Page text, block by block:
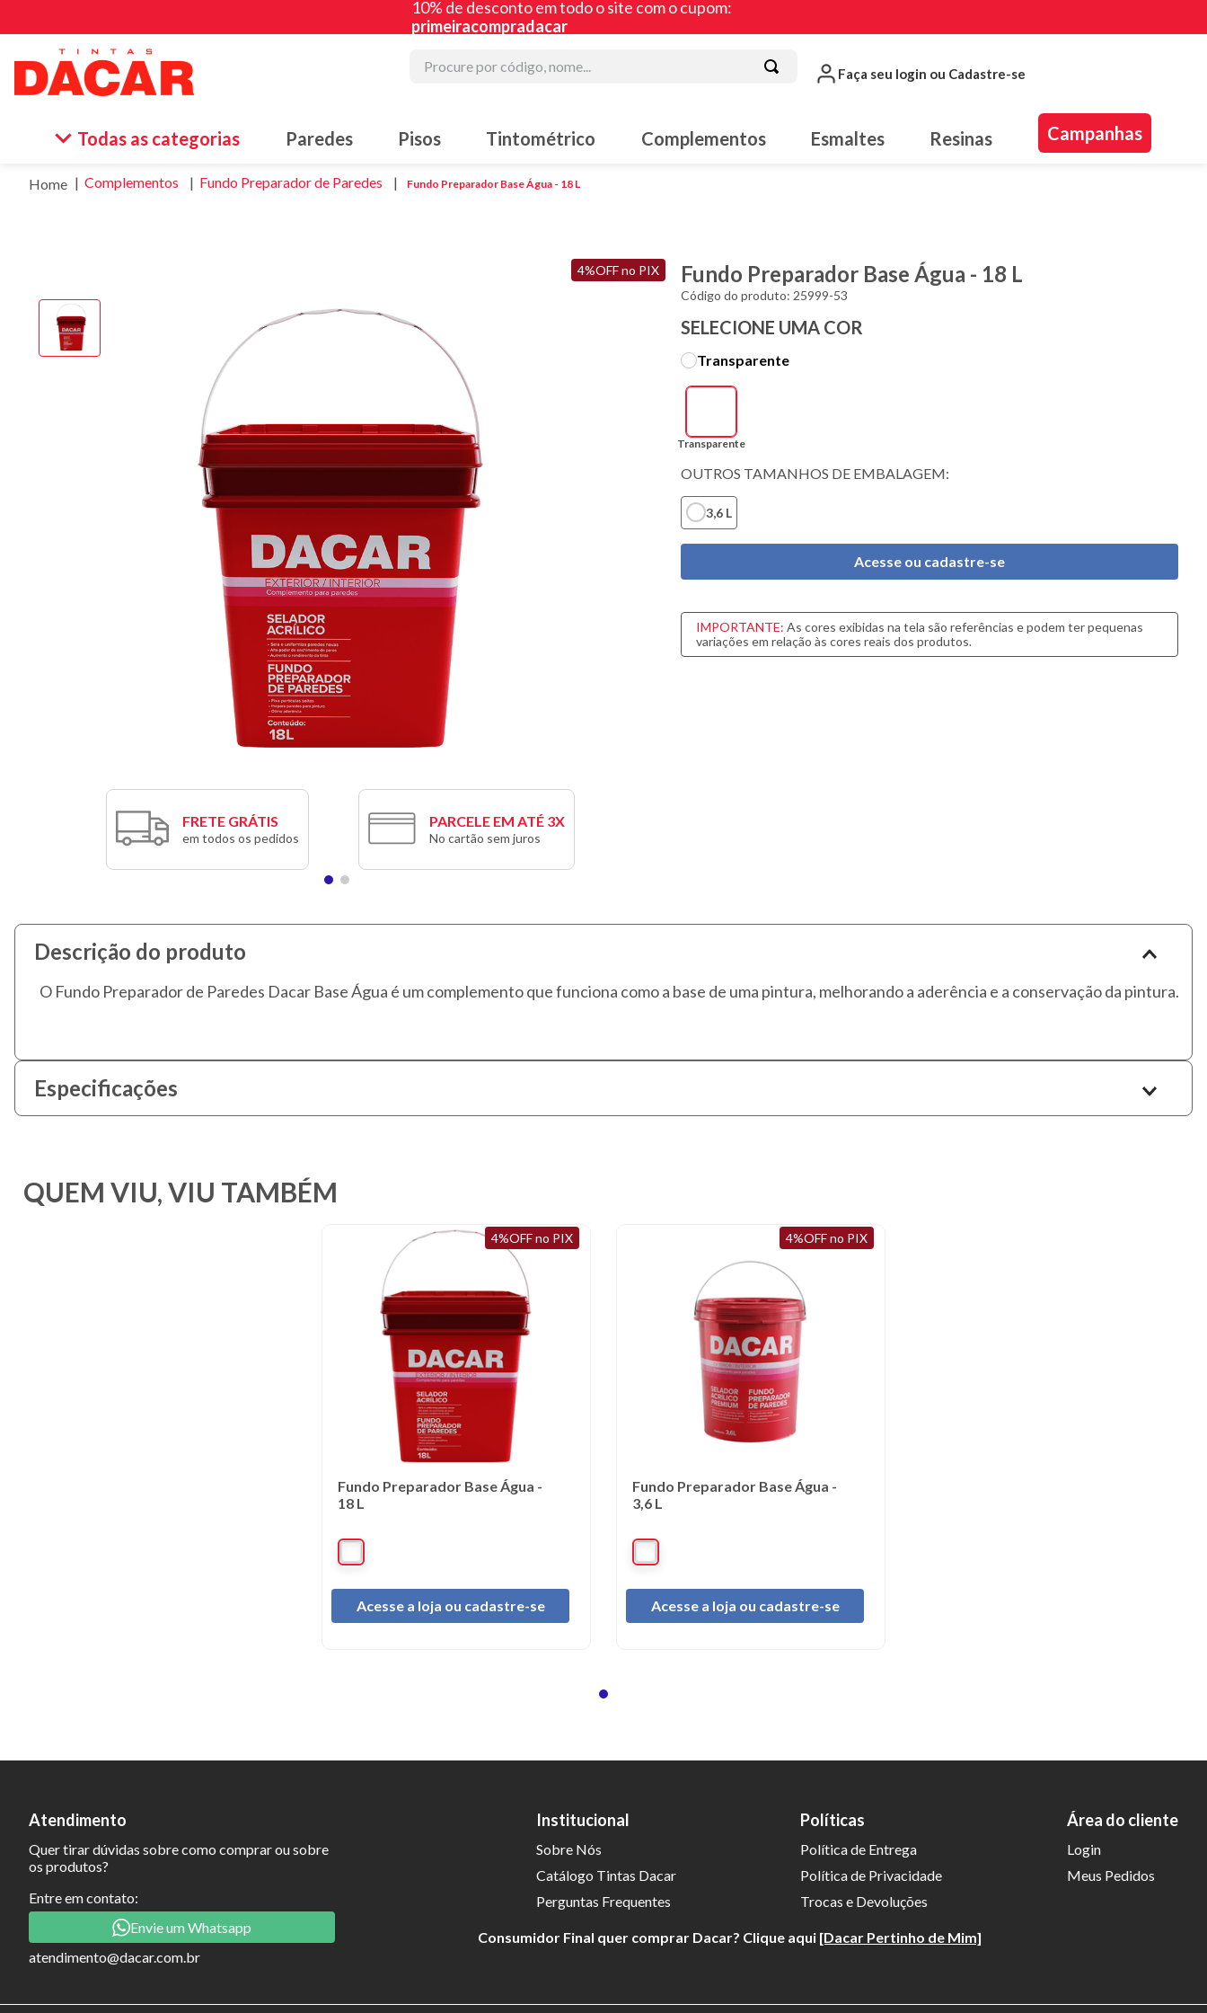
10% de desconto em todo o site com o cupom:
primeiracompradacar
Faça seu login ou Cadastre-se
Todas as categorias Paredes Pisos Tintométrico Complementos Esmaltes Resinas Campanhas
Complementos Fundo Preparador de Paredes Fundo Preparador Base Água - 18 L
4%OFF no PIX
FRETE GRÁTIS
em todos os pedidos
PARCELE EM ATÉ 3X
No cartão sem juros
Fundo Preparador Base Água - 18 L
Código do produto: 25999-53
SELECIONE UMA COR
Transparente
Transparente
OUTROS TAMANHOS DE EMBALAGEM:
3,6 L
Acesse ou cadastre-se
IMPORTANTE: As cores exibidas na tela são referências e podem ter pequenas
variações em relação às cores reais dos produtos.
Descrição do produto
O Fundo Preparador de Paredes Dacar Base Água é um complemento que funciona como a base de uma pintura, melhorando a aderência e a conservação da pintura.
Especificações
QUEM VIU, VIU TAMBÉM
4%OFF no PIX
Fundo Preparador Base Água -
18 L
Acesse a loja ou cadastre-se
4%OFF no PIX
Fundo Preparador Base Água -
3,6 L
Acesse a loja ou cadastre-se
Atendimento
Quer tirar dúvidas sobre como comprar ou sobre
os produtos?
Entre em contato:
Envie um Whatsapp
atendimento@dacar.com.br
Institucional
Sobre Nós
Catálogo Tintas Dacar
Perguntas Frequentes
Políticas
Política de Entrega
Política de Privacidade
Trocas e Devoluções
Área do cliente
Login
Meus Pedidos
Consumidor Final quer comprar Dacar? Clique aqui [Dacar Pertinho de Mim]
2º
tinta acrílica
6º
esmalte sintético
10º fundo